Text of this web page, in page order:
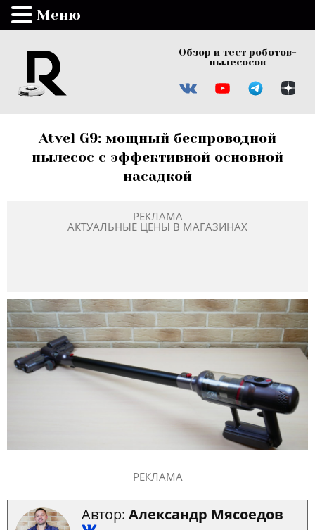
Обзор и тест роботов-
пылесосов
Atvel G9: мощный беспроводной
пылесос с эффективной основной
насадкой
РЕКЛАМА
АКТУАЛЬНЫЕ ЦЕНЫ В МАГАЗИНАХ
РЕКЛАМА
Автор: Александр Мясоедов
Меню